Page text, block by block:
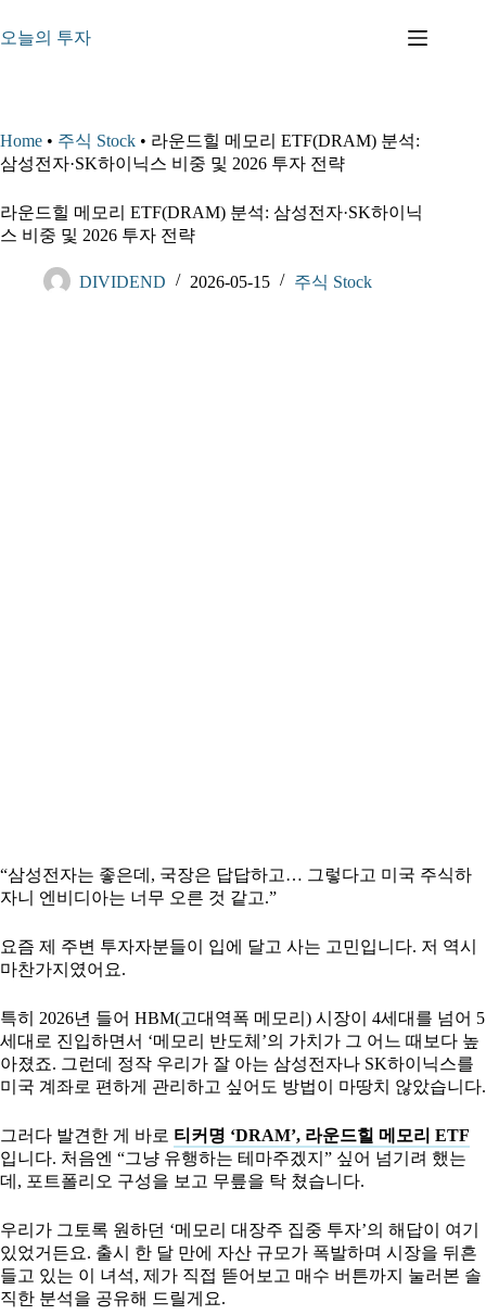
문
뛰
기
오늘의 투자
Home • 주식 Stock • 라운드힐 메모리 ETF(DRAM) 분석:
삼성전자·SK하이닉스 비중 및 2026 투자 전략
라운드힐 메모리 ETF(DRAM) 분석: 삼성전자·SK하이닉
스 비중 및 2026 투자 전략
DIVIDEND 2026-05-15 주식 Stock
“삼성전자는 좋은데, 국장은 답답하고… 그렇다고 미국 주식하
자니 엔비디아는 너무 오른 것 같고.”
요즘 제 주변 투자자분들이 입에 달고 사는 고민입니다. 저 역시
마찬가지였어요.
특히 2026년 들어 HBM(고대역폭 메모리) 시장이 4세대를 넘어 5
세대로 진입하면서 ‘메모리 반도체’의 가치가 그 어느 때보다 높
아졌죠. 그런데 정작 우리가 잘 아는 삼성전자나 SK하이닉스를
미국 계좌로 편하게 관리하고 싶어도 방법이 마땅치 않았습니다.
그러다 발견한 게 바로 티커명 ‘DRAM’, 라운드힐 메모리 ETF
입니다. 처음엔 “그냥 유행하는 테마주겠지” 싶어 넘기려 했는
데, 포트폴리오 구성을 보고 무릎을 탁 쳤습니다.
우리가 그토록 원하던 ‘메모리 대장주 집중 투자’의 해답이 여기
있었거든요. 출시 한 달 만에 자산 규모가 폭발하며 시장을 뒤흔
들고 있는 이 녀석, 제가 직접 뜯어보고 매수 버튼까지 눌러본 솔
직한 분석을 공유해 드릴게요.